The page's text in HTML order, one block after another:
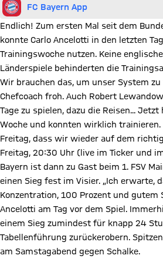
FC Bayern App
Endlich! Zum ersten Mal seit dem
konnte Carlo Ancelotti in den letzten
Trainingswoche nutzen. Keine
Länderspiele behinderten die
Wir brauchen das, um unser System zu
Chefcoach froh. Auch Robert
Tage zu spielen, dazu die Reisen...
Woche und konnten wirklich
Freitag, dass wir wieder auf dem
Freitag, 20:30 Uhr (live im Ticker und
Bayern ist dann zu Gast beim 1. FSV
einen Sieg fest im Visier. „Ich erwarte,
Konzentration, 100 Prozent und gutem
Ancelotti am Tag vor dem Spiel.
einem Sieg zumindest für knapp 24
Tabellenführung zurückerobern.
am Samstagabend gegen Schalke.